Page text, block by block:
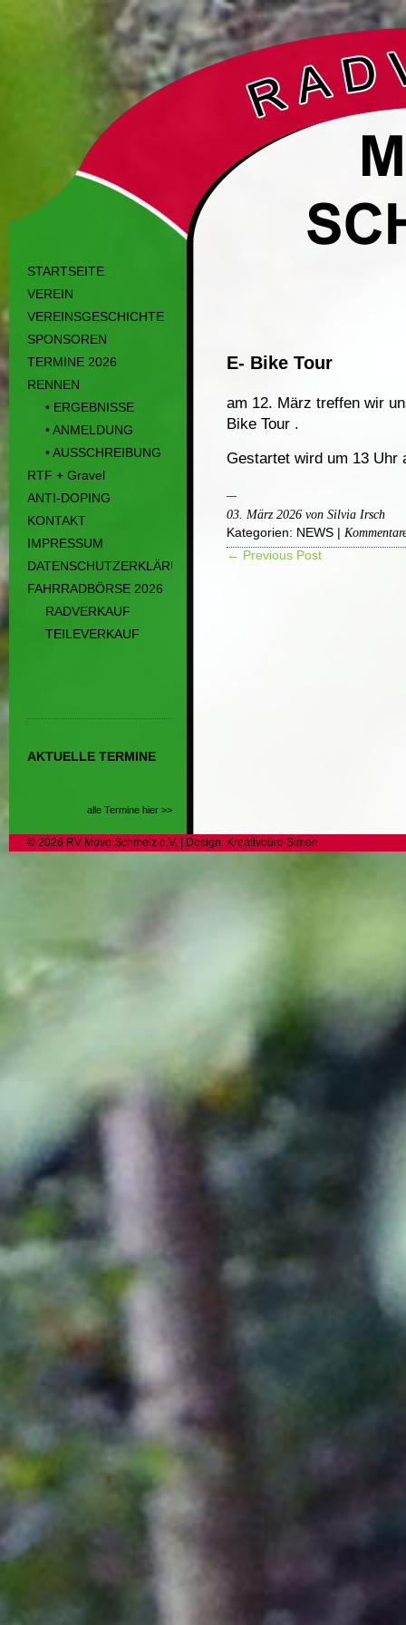
STARTSEITE
VEREIN
VEREINSGESCHICHTE
SPONSOREN
TERMINE 2026
RENNEN
• ERGEBNISSE
• ANMELDUNG
• AUSSCHREIBUNG
RTF + Gravel
ANTI-DOPING
KONTAKT
IMPRESSUM
DATENSCHUTZERKLÄRUNG
FAHRRADBÖRSE 2026
RADVERKAUF
TEILEVERKAUF
AKTUELLE TERMINE
alle Termine hier >>
E- Bike Tour
am 12. März treffen wir
Bike Tour .
Gestartet wird um 13 Uhr
03. März 2026 von Silvia Irsch
Kategorien: NEWS |
← Previous Post
© 2026 RV Möve Schmelz e.V. | Design: Kreativbüro Simon